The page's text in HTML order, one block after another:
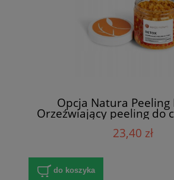
Opcja Natura Peeling
Orzeźwiający peeling do
23,40 zł
do koszyka